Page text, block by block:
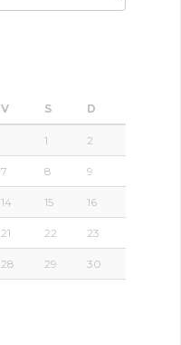
V S D
1 2
7 8 9
14 15 16
21 22 23
28 29 30